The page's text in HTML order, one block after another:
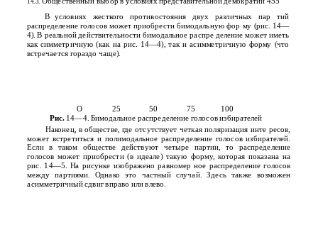
14.3.
В условиях жесткого противостояния двух различных пар­ тий
распределение голосов может приобрести бимодальную фор­ му (рис. 14—
4). В реальной действительности бимодальное распре­ деление может иметь
как симметричную (как на рис. 14—4), так и асимметричную форму (что
встречается гораздо чаще).
О 25 50 75 100
Рис. 14—4. Бимодальное распределение голосов избирателей
Наконец, в обществе, где отсутствует четкая поляризация инте­ ресов,
может встретиться и полимодальное распределение голосов избирателей.
Если в таком обществе действуют четыре партии, то распределение
голосов может приобрести (в идеале) такую форму, которая показана на
рис. 14—5. На рисунке изображено равномер­ ное распределение голосов
между партиями. Однако это частный случай. Здесь также возможен
асимметричный сдвиг вправо или влево.